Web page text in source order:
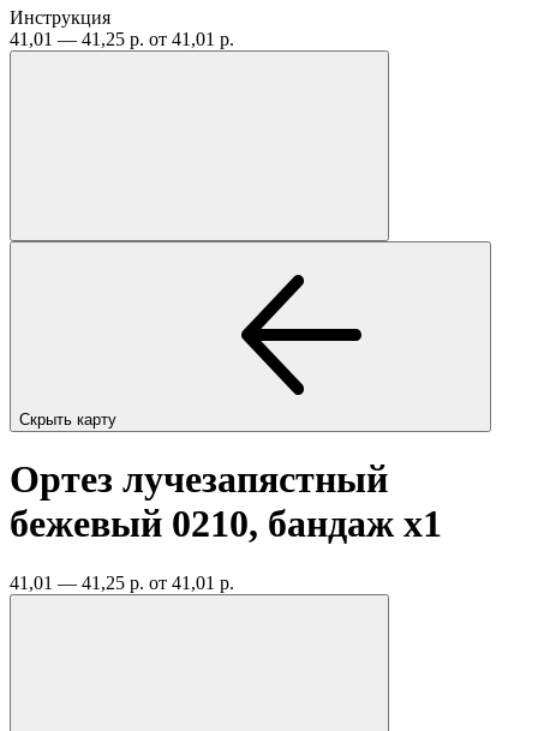
Инструкция
41,01 — 41,25 р. от 41,01 р.
Скрыть карту
Ортез лучезапястный
бежевый 0210, бандажx1
41,01 — 41,25 р. от 41,01 р.